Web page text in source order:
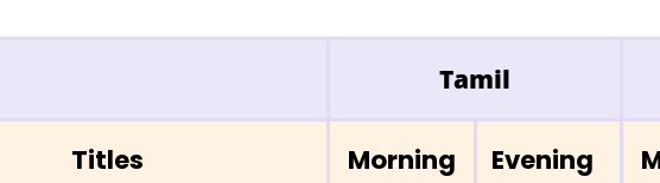
Tamil
Titles Morning Evening